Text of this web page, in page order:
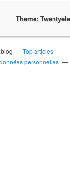
Theme:
Top articles
personnelles